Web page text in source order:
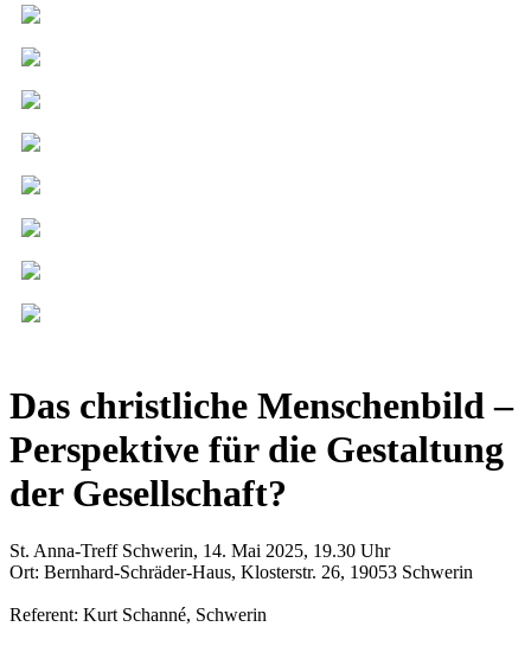
Das christliche Menschenbild –
Perspektive für die Gestaltung
der Gesellschaft?
St. Anna-Treff Schwerin, 14. Mai 2025, 19.30 Uhr
Ort: Bernhard-Schräder-Haus, Klosterstr. 26, 19053 Schwerin
Referent: Kurt Schanné, Schwerin